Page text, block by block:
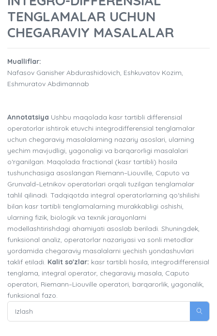
TENGLAMALAR UCHUN
CHEGARAVIY MASALALAR
Mualliflar:
Nafasov Ganisher Abdurashidovich, Eshkuvatov Kozim,
Eshmuratov Abdimannab
Annotatsiya Ushbu maqolada kasr tartibli differensial
operatorlar ishtirok etuvchi integrodifferensial tenglamalar
uchun chegaraviy masalalarning nazariy asoslari, ularning
yechim mavjudligi, yagonaligi va barqarorligi masalalari
o‘rganilgan. Maqolada fractional (kasr tartibli) hosila
tushunchasiga asoslangan Riemann–Liouville, Caputo va
Grunvald–Letnikov operatorlari orqali tuzilgan tenglamalar
tahlil qilinadi. Tadqiqotda integral operatorlarning qo‘shilishi
bilan kasr tartibli tenglamalarning murakkabligi oshishi,
ularning fizik, biologik va texnik jarayonlarni
modellashtirishdagi ahamiyati asoslab beriladi. Shuningdek,
funksional analiz, operatorlar nazariyasi va sonli metodlar
yordamida chegaraviy masalalarni yechish yondashuvlari
taklif etiladi. Kalit so'zlar: kasr tartibli hosila, integrodifferensial
tenglama, integral operator, chegaraviy masala, Caputo
operatori, Riemann–Liouville operatori, barqarorlik, yagonalik,
funksional fazo.